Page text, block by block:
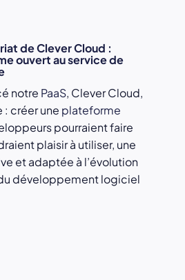
de Clever Cloud :
ouvert au service de
notre PaaS, Clever Cloud,
: créer une plateforme
pourraient faire
plaisir à utiliser, une
et adaptée à l’évolution
développement logiciel